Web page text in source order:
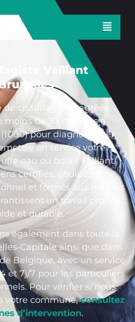
Vaillant
chauffagistes agréés
moins de 30 minutes à
pour diagnostiquer,
en service votre
ou boiler Vaillant.
certifiés, équipés de
et formés aux normes
un travail propre,
et durable.
également dans toute la
ainsi que dans
Belgique, avec un service
et 7j/7 pour les particuliers
Pour vérifier si nous
votre commune,consultez
d’intervention.